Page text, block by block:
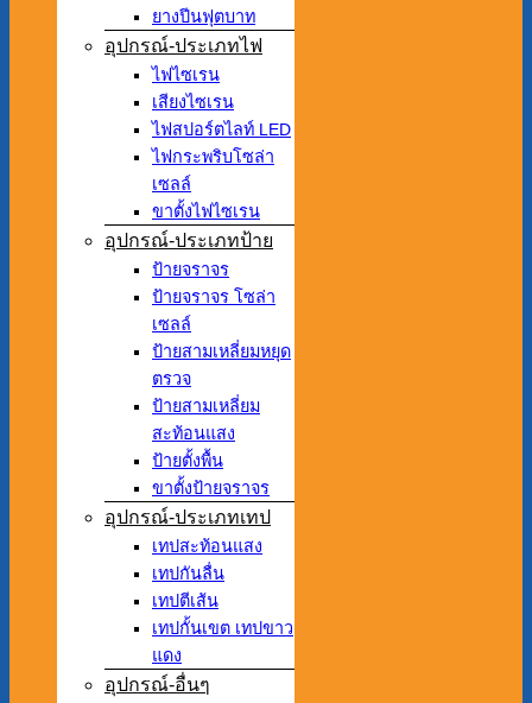
ยางปีนฟุตบาท
อุปกรณ์-ประเภทไฟ
ไฟไซเรน
เสียงไซเรน
ไฟสปอร์ตไลท์ LED
ไฟกระพริบโซล่า
เซลล์
ขาตั้งไฟไซเรน
อุปกรณ์-ประเภทป้าย
ป้ายจราจร
ป้ายจราจร โซล่า
เซลล์
ป้ายสามเหลี่ยมหยุด
ตรวจ
ป้ายสามเหลี่ยม
สะท้อนแสง
ป้ายตั้งพื้น
ขาตั้งป้ายจราจร
อุปกรณ์-ประเภทเทป
เทปสะท้อนแสง
เทปกันลื่น
เทปตีเส้น
เทปกั้นเขต เทปขาว
แดง
อุปกรณ์-อื่นๆ